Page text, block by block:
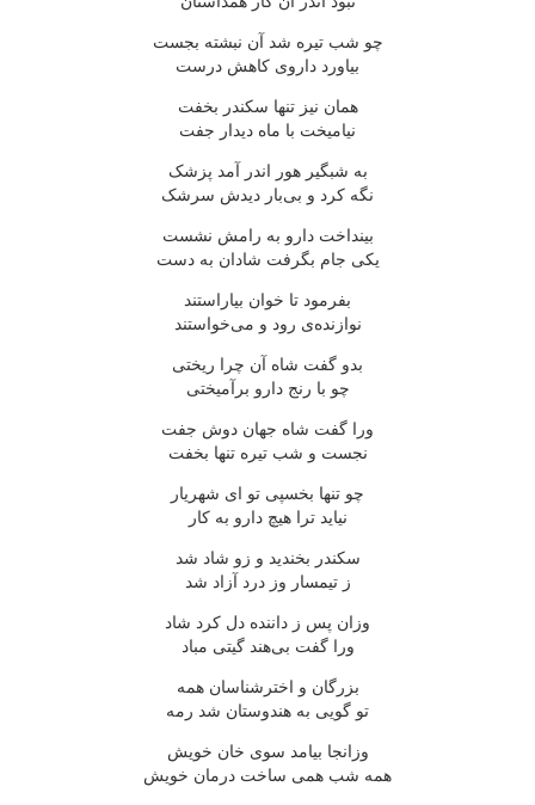
چو شب تیره شد آن نبشته بجست
بیاورد داروی کاهش درست
همان نیز تنها سکندر بخفت
نیامیخت با ماه دیدار جفت
به شبگیر هور اندر آمد پزشک
نگه کرد و بی‌بار دیدش سرشک
بینداخت دارو به رامش نشست
یکی جام بگرفت شادان به دست
بفرمود تا خوان بیاراستند
نوازنده‌ی رود و می‌خواستند
بدو گفت شاه آن چرا ریختی
چو با رنج دارو برآمیختی
ورا گفت شاه جهان دوش جفت
نجست و شب تیره تنها بخفت
چو تنها بخسپی تو ای شهریار
نیاید ترا هیچ دارو به کار
سکندر بخندید و زو شاد شد
ز تیمسار وز درد آزاد شد
وزان پس ز داننده دل کرد شاد
ورا گفت بی‌هند گیتی مباد
بزرگان و اخترشناسان همه
تو گویی به هندوستان شد رمه
وزانجا بیامد سوی خان خویش
همه شب همی ساخت درمان خویش